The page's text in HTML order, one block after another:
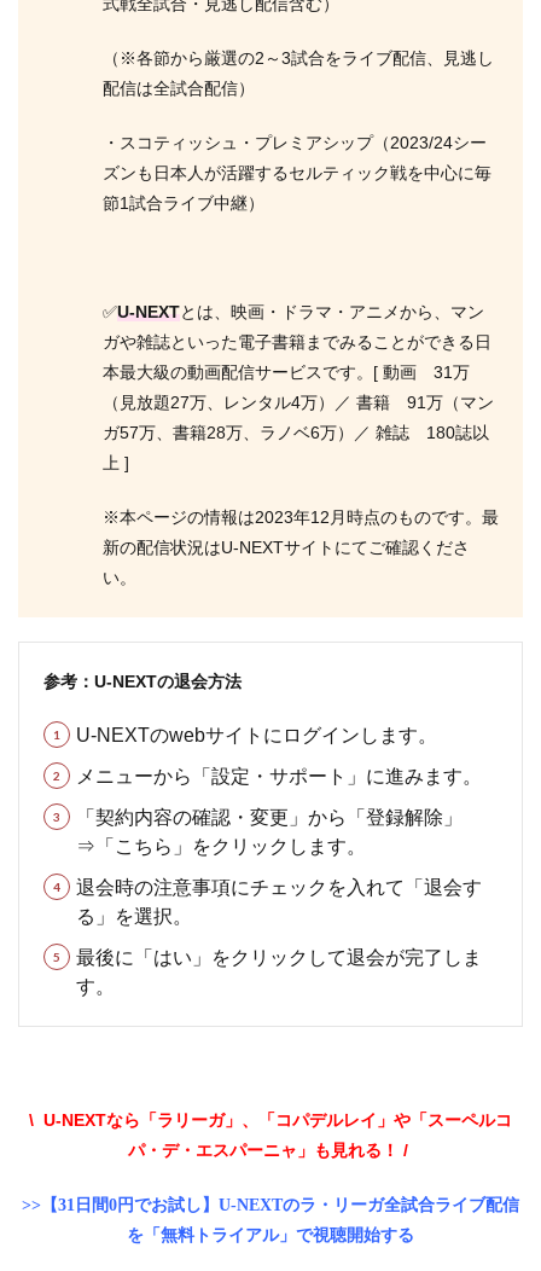
式戦全試合・見逃し配信含む）
（※各節から厳選の2～3試合をライブ配信、見逃し
配信は全試合配信）
・スコティッシュ・プレミアシップ（2023/24シー
ズンも日本人が活躍するセルティック戦を中心に毎
節1試合ライブ中継）
✅U-NEXTとは、映画・ドラマ・アニメから、マン
ガや雑誌といった電子書籍までみることができる日
本最大級の動画配信サービスです。[ 動画 31万
（見放題27万、レンタル4万）／ 書籍 91万（マン
ガ57万、書籍28万、ラノベ6万）／ 雑誌 180誌以
上 ]
※本ページの情報は2023年12月時点のものです。最
新の配信状況はU-NEXTサイトにてご確認くださ
い。
参考：U-NEXTの退会方法
U-NEXTのwebサイトにログインします。
メニューから「設定・サポート」に進みます。
「契約内容の確認・変更」から
「登録解除」
⇒「こちら」をクリックします。
退会時の注意事項にチェックを入れて「退会す
る」を選択。
最後に「はい」をクリックして退会が完了しま
す。
\ U-NEXTなら「ラリーガ」、「コパデルレイ」や「スーペルコ
パ・デ・エスパーニャ」も見れる！ /
>>【31日間0円でお試し】U-NEXTのラ・リーガ全試合ライブ配信
を「無料トライアル」で視聴開始する